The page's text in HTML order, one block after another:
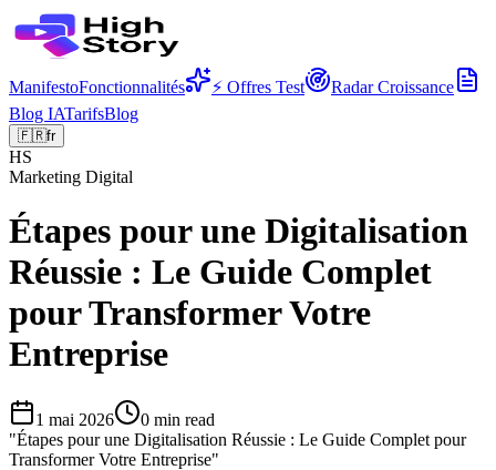
ManifestoFonctionnalités ⚡ Offres Test
Radar Croissance
Blog IATarifsBlog
🇫🇷fr
HS
Marketing Digital
Étapes pour une Digitalisation
Réussie : Le Guide Complet
pour Transformer Votre
Entreprise
1 mai 2026 0 min read
"Étapes pour une Digitalisation Réussie : Le Guide Complet pour
Transformer Votre Entreprise"